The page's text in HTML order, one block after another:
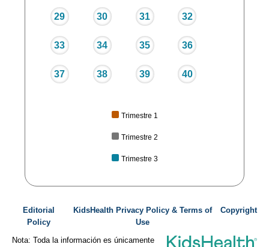
29 30 31 32
33 34 35 36
37 38 39 40
Trimestre 1
Trimestre 2
Trimestre 3
Editorial
Policy
KidsHealth Privacy Policy & Terms of
Use
Copyright
Nota: Toda la información es únicamente